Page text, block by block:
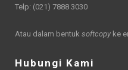
Telp: (021) 7888 3030
Atau dalam bentuk softcopy ke
Hubungi Kami